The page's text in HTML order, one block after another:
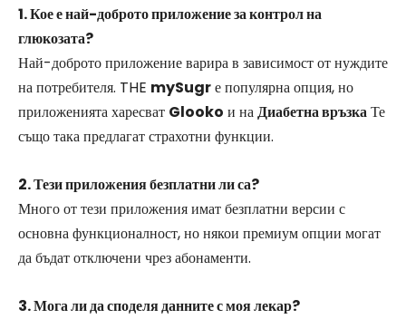
1. Кое е най-доброто приложение за контрол на
глюкозата?
Най-доброто приложение варира в зависимост от нуждите
на потребителя. THE mySugrе популярна опция, но
приложенията харесват Glooko и наДиабетна връзкаТе
също така предлагат страхотни функции.
2. Тези приложения безплатни ли са?
Много от тези приложения имат безплатни версии с
основна функционалност, но някои премиум опции могат
да бъдат отключени чрез абонаменти.
3. Мога ли да споделя данните с моя лекар?